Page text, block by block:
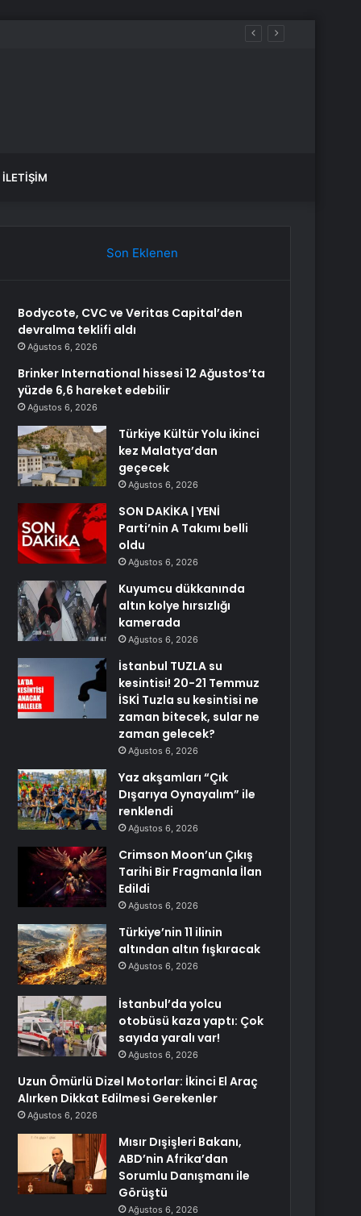
İLETIŞIM
Son Eklenen
Bodycote, CVC ve Veritas Capital’den
devralma teklifi aldı
Ağustos 6, 2026
Brinker International hissesi 12 Ağustos’ta
yüzde 6,6 hareket edebilir
Ağustos 6, 2026
Türkiye Kültür Yolu ikinci
kez Malatya’dan
geçecek
Ağustos 6, 2026
SON DAKİKA | YENİ
Parti’nin A Takımı belli
oldu
Ağustos 6, 2026
Kuyumcu dükkanında
altın kolye hırsızlığı
kamerada
Ağustos 6, 2026
İstanbul TUZLA su
kesintisi! 20-21 Temmuz
İSKİ Tuzla su kesintisi ne
zaman bitecek, sular ne
zaman gelecek?
Ağustos 6, 2026
Yaz akşamları “Çık
Dışarıya Oynayalım” ile
renklendi
Ağustos 6, 2026
Crimson Moon’un Çıkış
Tarihi Bir Fragmanla İlan
Edildi
Ağustos 6, 2026
Türkiye’nin 11 ilinin
altından altın fışkıracak
Ağustos 6, 2026
İstanbul’da yolcu
otobüsü kaza yaptı: Çok
sayıda yaralı var!
Ağustos 6, 2026
Uzun Ömürlü Dizel Motorlar: İkinci El Araç
Alırken Dikkat Edilmesi Gerekenler
Ağustos 6, 2026
Mısır Dışişleri Bakanı,
ABD’nin Afrika’dan
Sorumlu Danışmanı ile
Görüştü
Ağustos 6, 2026